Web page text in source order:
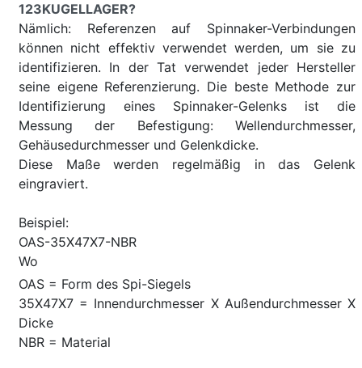
123KUGELLAGER?
Nämlich: Referenzen auf Spinnaker-Verbindungen
können nicht effektiv verwendet werden, um sie zu
identifizieren. In der Tat verwendet jeder Hersteller
seine eigene Referenzierung. Die beste Methode zur
Identifizierung eines Spinnaker-Gelenks ist die
Messung der Befestigung: Wellendurchmesser,
Gehäusedurchmesser und Gelenkdicke.
Diese Maße werden regelmäßig in das Gelenk
eingraviert.
Beispiel:
OAS-35X47X7-NBR
Wo
OAS = Form des Spi-Siegels
35X47X7 = Innendurchmesser X Außendurchmesser X
Dicke
NBR = Material